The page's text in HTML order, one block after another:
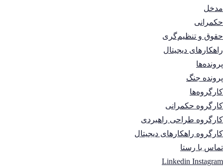
مدخل
حکمرانی
حقوق و تنظیم‌گری
راهکارهای دیجیتال
پرونده‌ها
پرونده جنگ
کارگروه‌ها
کارگروه حکمرانی
کارگروه طراحی راهبردی
کارگروه راهکارهای دیجیتال
تماس با رستا
Linkedin Instagram